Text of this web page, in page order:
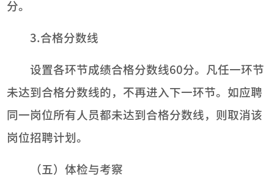
分。
3.合格分数线
设置各环节成绩合格分数线60分。凡任一环节
未达到合格分数线的，不再进入下一环节。如应聘
同一岗位所有人员都未达到合格分数线，则取消该
岗位招聘计划。
（五）体检与考察